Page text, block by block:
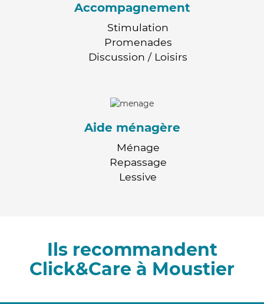
Accompagnement
Stimulation
Promenades
Discussion / Loisirs
Aide ménagère
Ménage
Repassage
Lessive
Ils recommandent
Click&Care à Moustier